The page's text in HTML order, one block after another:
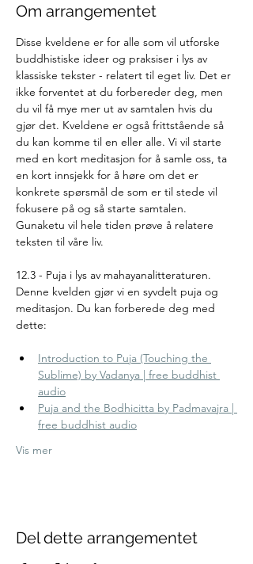
Om arrangementet
Disse kveldene er for alle som vil utforske
buddhistiske ideer og praksiser i lys av
klassiske tekster - relatert til eget liv. Det er
ikke forventet at du forbereder deg, men
du vil få mye mer ut av samtalen hvis du
gjør det. Kveldene er også frittstående så
du kan komme til en eller alle. Vi vil starte
med en kort meditasjon for å samle oss, ta
en kort innsjekk for å høre om det er
konkrete spørsmål de som er til stede vil
fokusere på og så starte samtalen.
Gunaketu vil hele tiden prøve å relatere
teksten til våre liv.
12.3 - Puja i lys av mahayanalitteraturen.
Denne kvelden gjør vi en syvdelt puja og
meditasjon. Du kan forberede deg med
dette:
Introduction to Puja (Touching the
Sublime) by Vadanya | free buddhist
audio
Puja and the Bodhicitta by Padmavajra |
free buddhist audio
Vis mer
Del dette arrangementet